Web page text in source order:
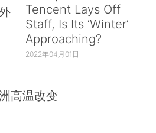
Tencent Lays Off
Staff, Is Its ‘Winter’
Approaching?
2022年04月01日
高温改变